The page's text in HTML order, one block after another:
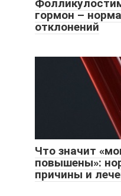
гормон –
отклонений
Что значит
повышены»:
причины и